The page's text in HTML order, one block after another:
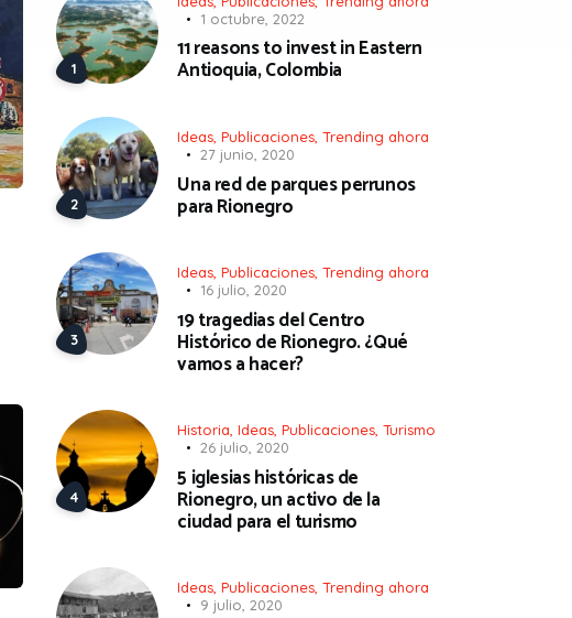
1 octubre, 2022
11 reasons to invest in Eastern
Antioquia, Colombia
Ideas ,Publicaciones ,Trending ahora
27 junio, 2020
Una red de parques perrunos
para Rionegro
Ideas ,Publicaciones ,Trending ahora
16 julio, 2020
19 tragedias del Centro
Histórico de Rionegro. ¿Qué
vamos a hacer?
Historia ,Ideas ,Publicaciones ,Turismo
26 julio, 2020
5 iglesias históricas de
Rionegro, un activo de la
ciudad para el turismo
Ideas,Publicaciones,Trending ahora
9 julio, 2020